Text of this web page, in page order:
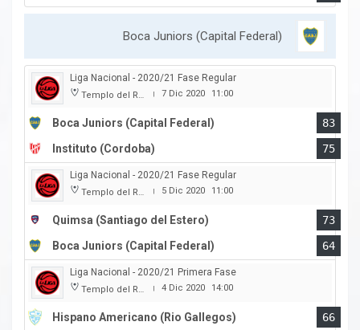
Boca Juniors (Capital Federal)
Liga Nacional - 2020/21 Fase Regular
Templo del Rock | 7 Dic 2020 11:00
Boca Juniors (Capital Federal)
83
Instituto (Cordoba)
75
Liga Nacional - 2020/21 Fase Regular
Templo del Rock | 5 Dic 2020 11:00
Quimsa (Santiago del Estero)
73
Boca Juniors (Capital Federal)
64
Liga Nacional - 2020/21 Primera Fase
Templo del Rock | 4 Dic 2020 14:00
Hispano Americano (Rio Gallegos) 66